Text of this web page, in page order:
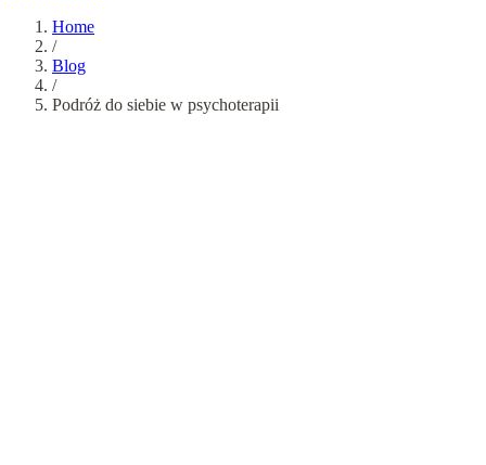
Home
/
Blog
/
Podróż do siebie w psychoterapii